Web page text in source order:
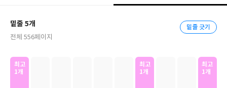
히 기도를 한다기엔 그 태도에는 무언가 석연찮은 것이 있다. 일한지
친다. 유미는 자신의 아버지가 여기서 도대체 무슨 기도를 하는지 파
헤치려 뒤쫓아 온 것. 레이토는 반은 호기심에, 반은 어쩌다보니 유
어느덧 2010년대도 끝이 나고, 새로운 2020년대의 날이 밝았다. 그
밑줄 5개
전체 556페이지
밑줄 긋기
최고
1개
최고
1개
최고
1개